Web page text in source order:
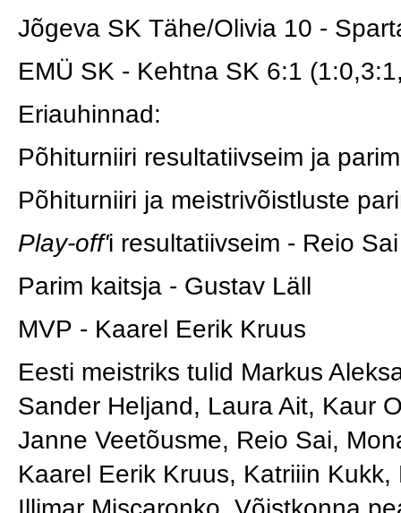
Jõgeva SK Tähe/Olivia 10 -
EMÜ SK - Kehtna SK 6:1
Eriauhinnad:
Põhiturniiri resultatiivseim ja
Põhiturniiri ja meistrivõistluste
Play-off'i resultatiivseim - Reio Sai
Parim kaitsja - Gustav Läll
MVP - Kaarel Eerik Kruus
Eesti meistriks tulid Markus
Sander Heljand, Laura Ait, Kaur
Janne Veetõusme, Reio Sai,
Kaarel Eerik Kruus, Katriiin